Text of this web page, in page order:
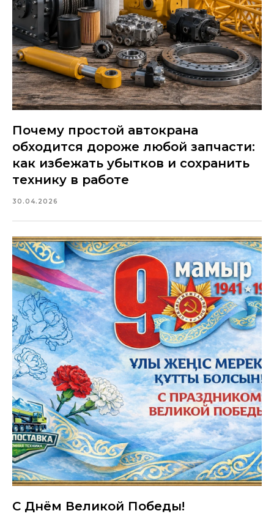
Почему простой автокрана
обходится дороже любой запчасти:
как избежать убытков и сохранить
технику в работе
30.04.2026
С Днём Великой Победы!